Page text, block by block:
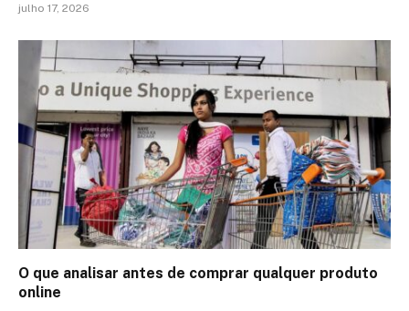
julho 17, 2026
O que analisar antes de comprar qualquer produto
online